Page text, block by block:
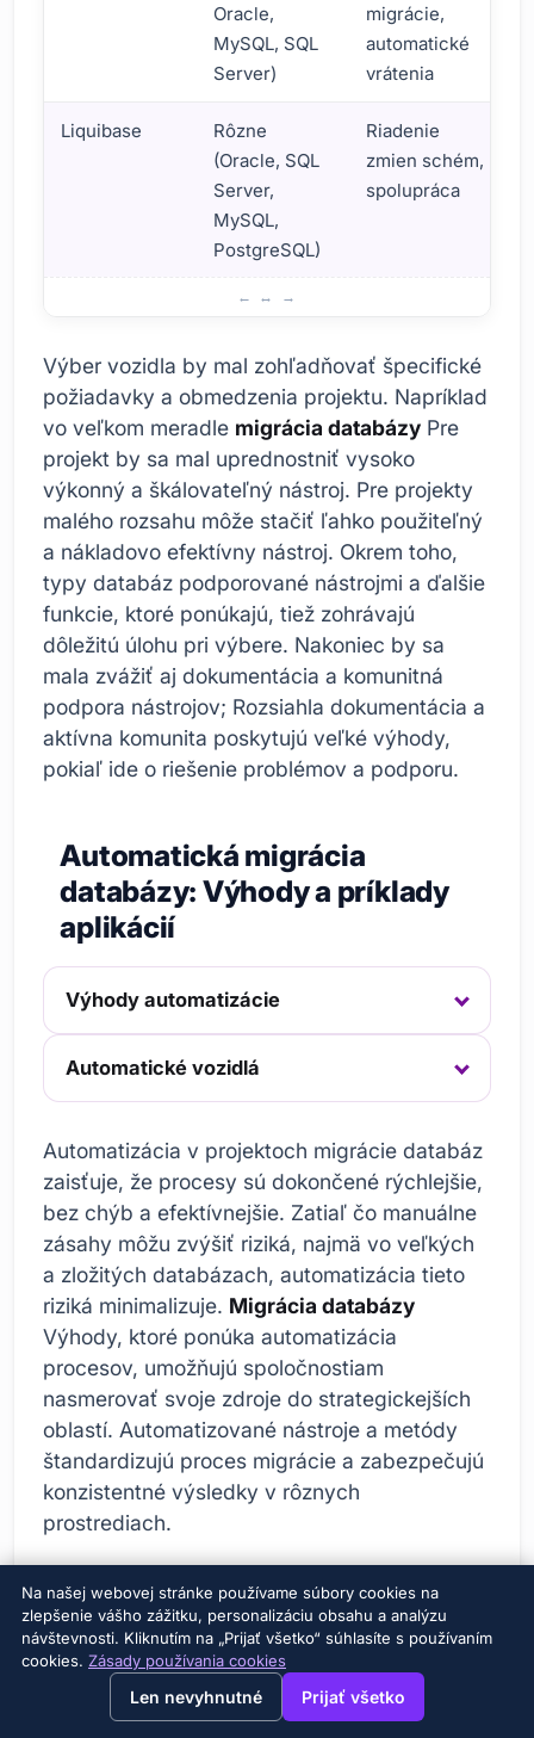
View this page in English? ×
Oracle,
MySQL, SQL
Server)
migrácie,
automatické
vrátenia
Liquibase
Rôzne
(Oracle, SQL
Server,
MySQL,
PostgreSQL)
Riadenie
zmien schém,
spolupráca
Výber vozidla by mal zohľadňovať špecifické
požiadavky a obmedzenia projektu. Napríklad
vo veľkom meradle migrácia databázy Pre
projekt by sa mal uprednostniť vysoko
výkonný a škálovateľný nástroj. Pre projekty
malého rozsahu môže stačiť ľahko použiteľný
a nákladovo efektívny nástroj. Okrem toho,
typy databáz podporované nástrojmi a ďalšie
funkcie, ktoré ponúkajú, tiež zohrávajú
dôležitú úlohu pri výbere. Nakoniec by sa
mala zvážiť aj dokumentácia a komunitná
podpora nástrojov; Rozsiahla dokumentácia a
aktívna komunita poskytujú veľké výhody,
pokiaľ ide o riešenie problémov a podporu.
Automatická migrácia
databázy: Výhody a príklady
aplikácií
Výhody automatizácie
Automatické vozidlá
Automatizácia v projektoch migrácie databáz
zaisťuje, že procesy sú dokončené rýchlejšie,
bez chýb a efektívnejšie. Zatiaľ čo manuálne
zásahy môžu zvýšiť riziká, najmä vo veľkých
a zložitých databázach, automatizácia tieto
riziká minimalizuje. Migrácia databázy
Výhody, ktoré ponúka automatizácia
procesov, umožňujú spoločnostiam
nasmerovať svoje zdroje do strategickejších
oblastí. Automatizované nástroje a metódy
štandardizujú proces migrácie a zabezpečujú
konzistentné výsledky v rôznych
prostrediach.
Funkcia
automatizácie
Vysvetlenie
Poskytnuté
výhody
Konverzia
schémy
Automatické
prispôsobenie
problémy s
Na našej webovej stránke používame súbory cookies na
zlepšenie vášho zážitku, personalizáciu obsahu a analýzu
návštevnosti. Kliknutím na „Prijať všetko“ súhlasíte s používaním
cookies. Zásady používania cookies
Len nevyhnutné Prijať všetko